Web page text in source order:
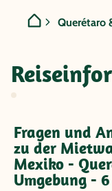
Querétaro
Fragen und
zu der
Mexiko -
Umgebung -